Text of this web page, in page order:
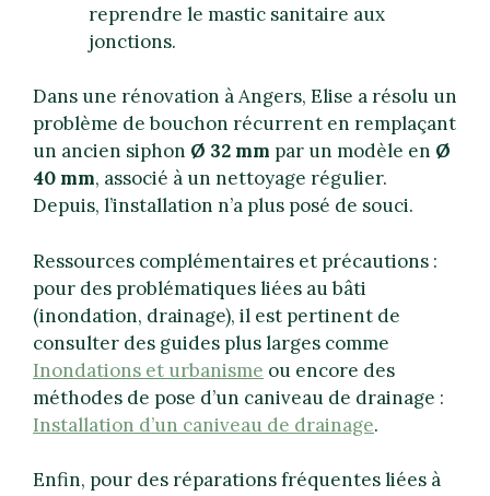
reprendre le mastic sanitaire aux
jonctions.
Dans une rénovation à Angers, Elise a résolu un
problème de bouchon récurrent en remplaçant
un ancien siphon Ø 32 mm par un modèle en Ø
40 mm, associé à un nettoyage régulier.
Depuis, l’installation n’a plus posé de souci.
Ressources complémentaires et précautions :
pour des problématiques liées au bâti
(inondation, drainage), il est pertinent de
consulter des guides plus larges comme
Inondations et urbanisme ou encore des
méthodes de pose d’un caniveau de drainage :
Installation d’un caniveau de drainage.
Enfin, pour des réparations fréquentes liées à